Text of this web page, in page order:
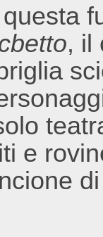
, il
e